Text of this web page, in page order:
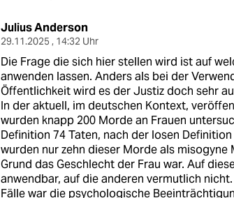
Julius Anderson
29.11.2025 , 14:32 Uhr
Die Frage die sich hier stellen wird ist auf
anwenden lassen. Anders als bei der
Öffentlichkeit wird es der Justiz doch sehr
In der aktuell, im deutschen Kontext,
wurden knapp 200 Morde an Frauen
Definition 74 Taten, nach der losen
wurden nur zehn dieser Morde als
Grund das Geschlecht der Frau war. Auf
anwendbar, auf die anderen vermutlich
Fälle war die psychologische